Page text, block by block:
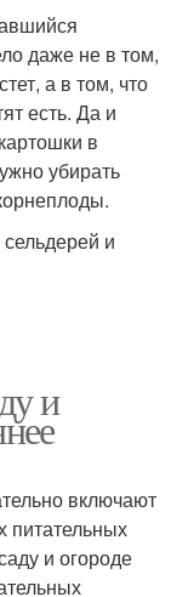
даже не в том,
а в том, что
есть. Да и
в
убирать
сельдерей и
и
включают
питательных
и огороде